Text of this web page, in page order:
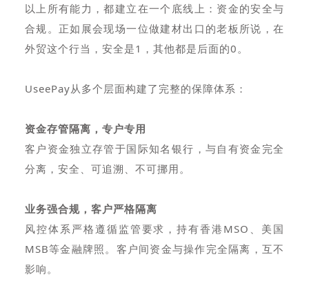
以上所有能力，都建立在一个底线上：资金的安全与
合规。正如展会现场一位做建材出口的老板所说，在
外贸这个行当，安全是1，其他都是后面的0。
UseePay从多个层面构建了完整的保障体系：
资金存管隔离，专户专用
客户资金独立存管于国际知名银行，与自有资金完全
分离，安全、可追溯、不可挪用。
业务强合规，客户严格隔离
风控体系严格遵循监管要求，持有香港MSO、美国
MSB等金融牌照。客户间资金与操作完全隔离，互不
影响。